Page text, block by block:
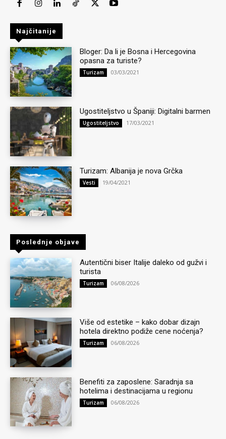
Najčitanije
Bloger: Da li je Bosna i Hercegovina
opasna za turiste?
Turizam 03/03/2021
Ugostiteljstvo u Španiji: Digitalni barmen
Ugostiteljstvo 17/03/2021
Turizam: Albanija je nova Grčka
Vesti 19/04/2021
Poslednje objave
Autentični biser Italije daleko od gužvi i
turista
Turizam 06/08/2026
Više od estetike – kako dobar dizajn
hotela direktno podiže cene noćenja?
Turizam 06/08/2026
Benefiti za zaposlene: Saradnja sa
hotelima i destinacijama u regionu
Turizam 06/08/2026